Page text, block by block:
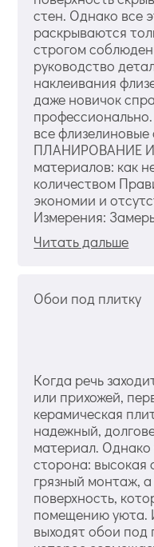
стен. Однако все
раскрываются
строгом
руководство
наклеивания
даже новичок
все
ПЛАНИРОВАНИЕ
материалов: как
количеством
экономии и
Измерения:
Читать дальше
Обои под плитку
Когда речь
или прихожей,
керамическая
надежный,
материал. Однако
сторона: высокая
грязный монтаж,
поверхность,
помещению уюта.
выходят обои под